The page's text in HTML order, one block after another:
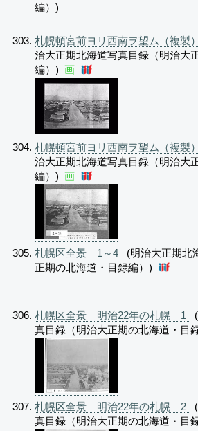
編）)
札幌頓宮前ヨリ西南ヲ望ム（複製
治大正期北海道写真目録（明治大
編）) 画
札幌頓宮前ヨリ西南ヲ望ム（複製
治大正期北海道写真目録（明治大
編）) 画
札幌区全景 1～4
(明治大正期北
正期の北海道・目録編）)
札幌区全景 明治22年の札幌 1
真目録（明治大正期の北海道・目
札幌区全景 明治22年の札幌 2
真目録（明治大正期の北海道・目